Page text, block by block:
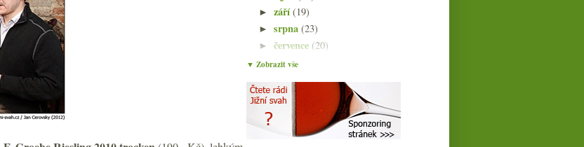
►září(19)
►srpna(23)
►července (20)
►června
►dubna
▼ března (23)
Bublavé Veltlínské zelené
Nad tiskovými zprávami a PR
▼ Zobrazit vše